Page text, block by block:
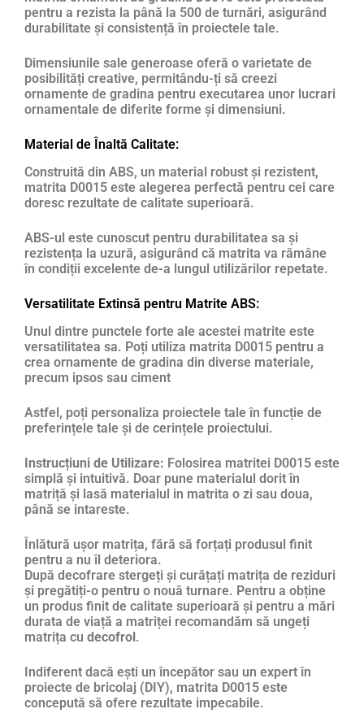
pentru a rezista la până la 500 de turnări, asigurând
durabilitate și consistență în proiectele tale.
Dimensiunile sale generoase oferă o varietate de
posibilități creative, permitându-ți să creezi
ornamente de gradina pentru executarea unor lucrari
ornamentale de diferite forme și dimensiuni.
Material de Înaltă Calitate:
Construită din ABS, un material robust și rezistent,
matrita D0015 este alegerea perfectă pentru cei care
doresc rezultate de calitate superioară.
ABS-ul este cunoscut pentru durabilitatea sa și
rezistența la uzură, asigurând că matrita va rămâne
în condiții excelente de-a lungul utilizărilor repetate.
Versatilitate Extinsă pentru Matrite ABS:
Unul dintre punctele forte ale acestei matrite este
versatilitatea sa. Poți utiliza matrita D0015 pentru a
crea ornamente de gradina din diverse materiale,
precum ipsos sau ciment
Astfel, poți personaliza proiectele tale în funcție de
preferințele tale și de cerințele proiectului.
Instrucțiuni de Utilizare: Folosirea matritei D0015 este
simplă și intuitivă. Doar pune materialul dorit în
matriță și lasă materialul in matrita o zi sau doua,
până se intareste.
Înlătură ușor matrița, fără să forțați produsul finit
pentru a nu îl deteriora.
După decofrare stergeți și curățați matrița de reziduri
și pregătiți-o pentru o nouă turnare. Pentru a obține
un produs finit de calitate superioară și pentru a mări
durata de viață a matriței recomandăm să ungeți
matrița cu decofrol.
Indiferent dacă ești un începător sau un expert în
proiecte de bricolaj (DIY), matrita D0015 este
concepută să ofere rezultate impecabile.